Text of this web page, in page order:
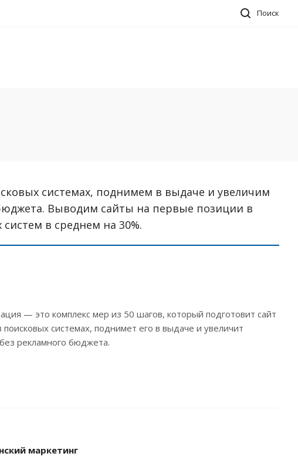
Поиск
системах, поднимем в выдаче и увеличим
Выводим сайты на первые позиции в
в среднем на 30%.
— это комплекс мер из 50 шагов, который подготовит сайт
системах, поднимет его в выдаче и увеличит
рекламного бюджета.
маркетинг